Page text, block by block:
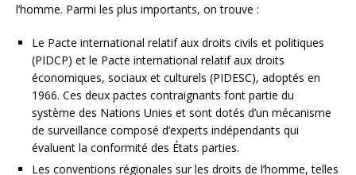
l’homme. Parmi les plus importants, on trouve :
Le Pacte international relatif aux droits civils et politiques
(PIDCP) et le Pacte international relatif aux droits
économiques, sociaux et culturels (PIDESC), adoptés en
1966. Ces deux pactes contraignants font partie du
système des Nations Unies et sont dotés d’un mécanisme
de surveillance composé d’experts indépendants qui
évaluent la conformité des États parties.
Les conventions régionales sur les droits de l’homme, telles